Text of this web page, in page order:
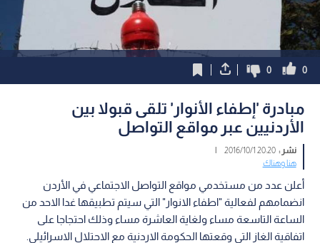
0
0
مبادرة 'إطفاء الأنوار' تلقى قبولا بين
الأردنيين عبر مواقع التواصل
نشر :20:20 2016/10/1
|
هنا وهناك
أعلن عدد من مستخدمي مواقع التواصل الاجتماعي في الأردن
انضمامهم لفعالية "اطفاء الانوار" التي سيتم تطبيقها غدا الاحد من
الساعة التاسعة مساء ولغاية العاشرة مساء وذلك احتجاجا على
اتفاقية الغاز التي وقعتها الحكومة الاردنية مع الاحتلال الاسرائيلي.